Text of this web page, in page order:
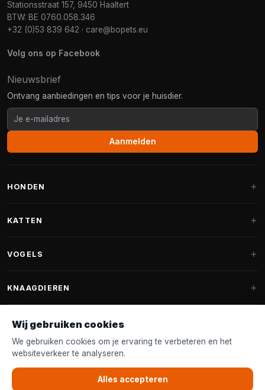
Stationsstraat 157, 9450 Haaltert
BTW: BE 0760.058.346
+32 (0)53 839 642 · care@bopets.eu
Volg ons op Facebook
Nieuwsbrief
Ontvang aanbiedingen en tips voor je huisdier.
Aanmelden
HONDEN
Fantail hondenmanden
Hondenspeelgoed
Halsband & Lijn
Shampoo & Verzorging
KATTEN
Krabpalen voor Maine Coon
Kattenmanden
VOGELS
Vogelvoer binnenvogels
Voederhuisjes
Nestkastjes & Nesting
Tuinvogelvoer
KNAAGDIEREN
Knaagdierenvoer
Accessoires
KLANTENSERVICE
Wij gebruiken cookies
We gebruiken cookies om je ervaring te verbeteren en het
websiteverkeer te analyseren.
Alles accepteren